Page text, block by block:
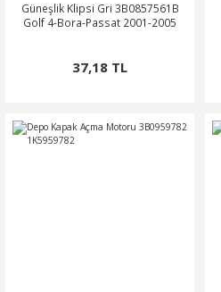
Güneşlik Klipsi Gri 3B0857561B
Golf 4-Bora-Passat 2001-2005
37,18 TL